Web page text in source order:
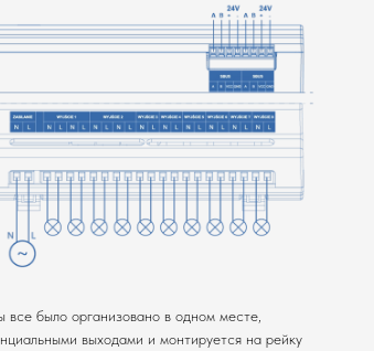
было организовано в одном месте,
выходами и монтируется на рейку